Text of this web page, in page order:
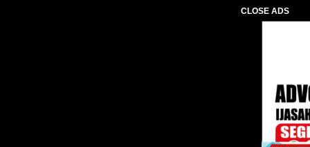
CLOSE ADS